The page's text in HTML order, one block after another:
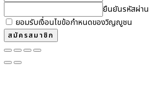
ยืนยันรหัสผ่าน
ยอมรับเงื่อนไขข้อกำหนดของวิญญูชน